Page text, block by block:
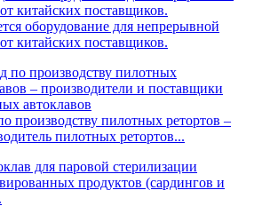
оборудование для непрерывной
китайских поставщиков.
производству пилотных ретортов –
пилотных ретортов...